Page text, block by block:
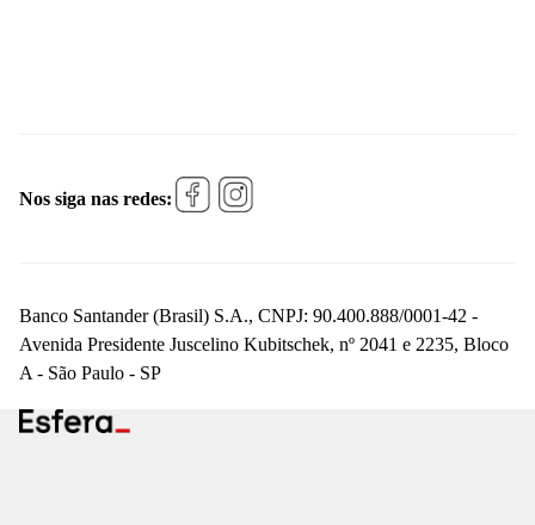
Nos siga nas redes:
Banco Santander (Brasil) S.A., CNPJ: 90.400.888/0001-42 -
Avenida Presidente Juscelino Kubitschek, nº 2041 e 2235, Bloco
A - São Paulo - SP